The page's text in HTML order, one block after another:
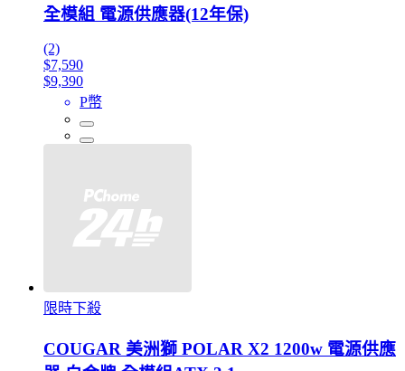
全模組 電源供應器(12年保)
(2)
$7,590
$9,390
P幣
限時下殺
COUGAR 美洲獅 POLAR X2 1200w 電源供應